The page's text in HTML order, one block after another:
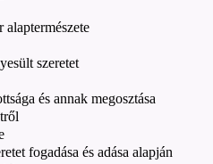
alaptermészete
szeretet
és annak megosztása
fogadása és adása alapján